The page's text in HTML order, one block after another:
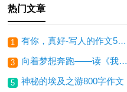
热门文章
1 有你，真好-写人的作文500字
3 向着梦想奔跑——读《我的跑道》有感(600字)
5 神秘的埃及之游800字作文